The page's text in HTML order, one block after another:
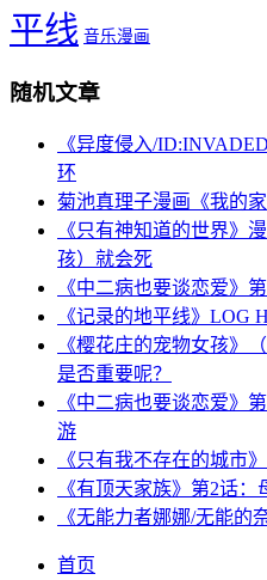
平线 音乐漫画
随机文章
《异度侵入/
环
菊池真理子漫画《我的
《只有神知道的世界》
孩）就会死
《中二病也要谈恋爱》
《记录的地平线》LOG
《樱花庄的宠物女孩》
是否重要呢？
《中二病也要谈恋爱》
游
《只有我不存在的城市
《有顶天家族》第2话：
《无能力者娜娜/无能的
首页